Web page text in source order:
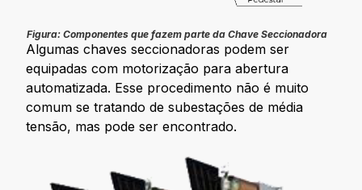
Figura: Componentes que fazem parte da Chave Seccionadora
Algumas chaves seccionadoras podem ser
equipadas com motorização para abertura
automatizada. Esse procedimento não é muito
comum se tratando de subestações de média
tensão, mas pode ser encontrado.